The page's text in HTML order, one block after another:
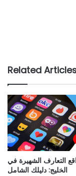
Related
التعارف الشهيرة في
الخليج: دليلك الشامل